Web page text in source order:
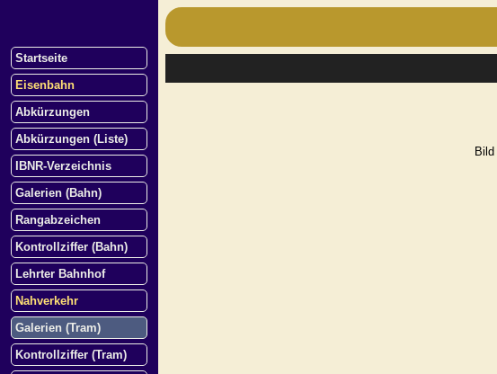
Startseite
Eisenbahn
Abkürzungen
Abkürzungen (Liste)
IBNR-Verzeichnis
Galerien (Bahn)
Rangabzeichen
Kontrollziffer (Bahn)
Lehrter Bahnhof
Nahverkehr
Galerien (Tram)
Kontrollziffer (Tram)
Bild